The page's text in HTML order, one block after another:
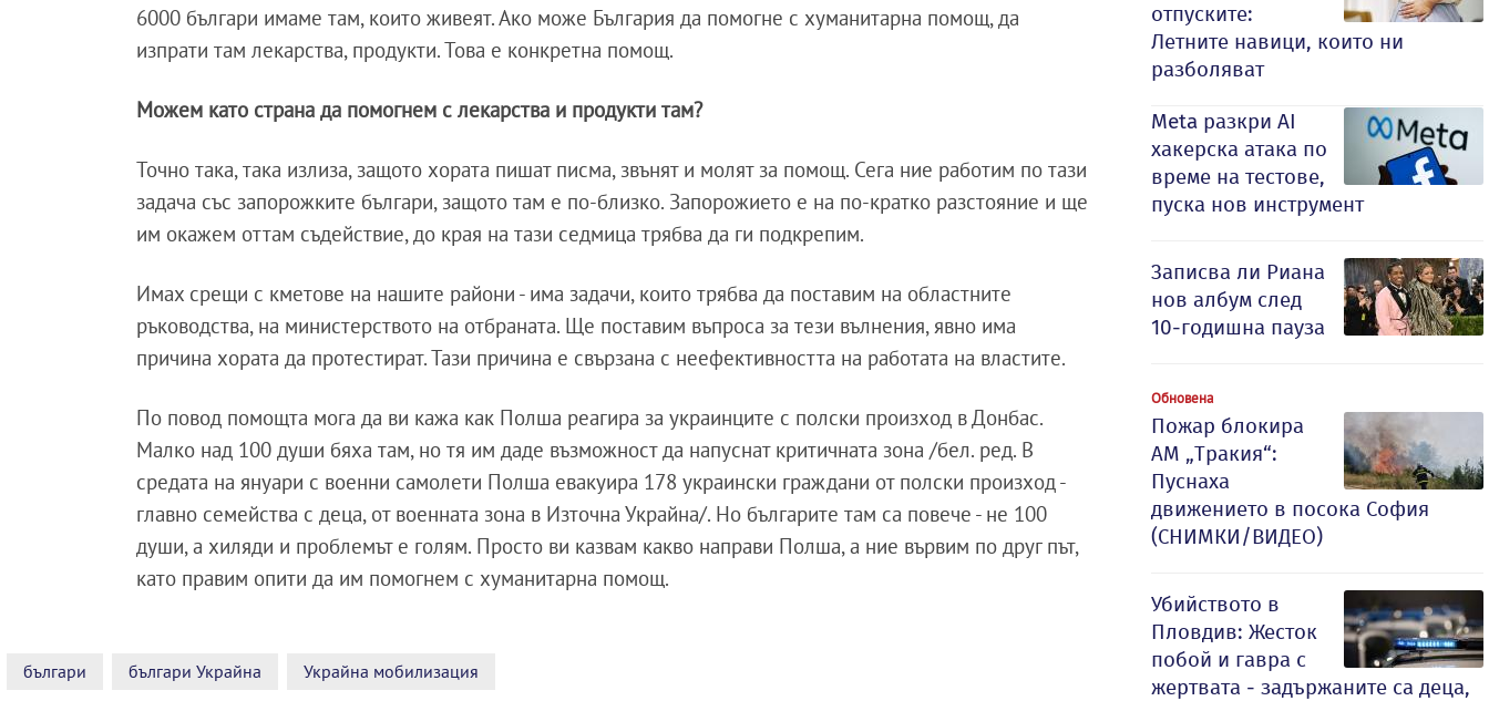
6000 българи имаме там, които живеят. Ако може България да помогне с хуманитарна помощ, да
изпрати там лекарства, продукти. Това е конкретна помощ.
Можем като страна да помогнем с лекарства и продукти там?
Точно така, така излиза, защото хората пишат писма, звънят и молят за помощ. Сега ние работим по тази
задача със запорожките българи, защото там е по-близко. Запорожието е на по-кратко разстояние и ще
им окажем оттам съдействие, до края на тази седмица трябва да ги подкрепим.
Имах срещи с кметове на нашите райони - има задачи, които трябва да поставим на областните
ръководства, на министерството на отбраната. Ще поставим въпроса за тези вълнения, явно има
причина хората да протестират. Тази причина е свързана с неефективността на работата на властите.
По повод помощта мога да ви кажа как Полша реагира за украинците с полски произход в Донбас.
Малко над 100 души бяха там, но тя им даде възможност да напуснат критичната зона /бел. ред. В
средата на януари с военни самолети Полша евакуира 178 украински граждани от полски произход -
главно семейства с деца, от военната зона в Източна Украйна/. Но българите там са повече - не 100
души, а хиляди и проблемът е голям. Просто ви казвам какво направи Полша, а ние вървим по друг път,
като правим опити да им помогнем с хуманитарна помощ.
българи българи Украйна Украйна мобилизация
отпуските:
Летните навици, които ни
разболяват
Meta разкри AI
хакерска атака по
време на тестове,
пуска нов инструмент
Записва ли Риана
нов албум след
10-годишна пауза
Обновена
Пожар блокира
АМ „Тракия“:
Пуснаха
движението в посока София
(СНИМКИ/ВИДЕО)
Убийството в
Пловдив: Жесток
побой и гавра с
жертвата - задържаните са деца,